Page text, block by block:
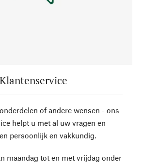
Klantenservice
of andere wensen - ons
helpt u met al uw vragen en
persoonlijk en vakkundig.
maandag tot en met vrijdag onder